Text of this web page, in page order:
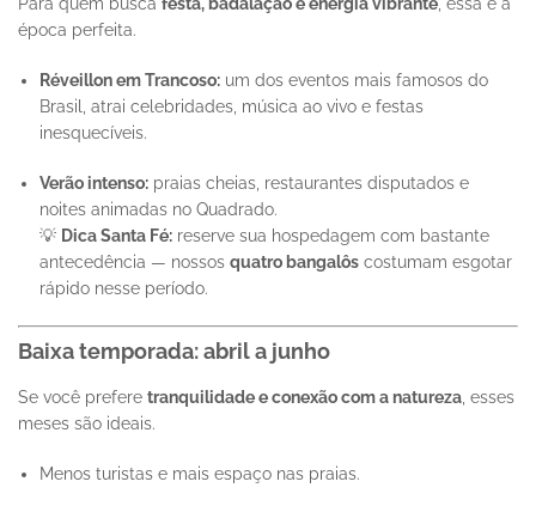
época perfeita.
Réveillon em Trancoso:um dos eventos mais famosos do
Brasil, atrai celebridades, música ao vivo e festas
inesquecíveis.
Verão intenso:praias cheias, restaurantes disputados e
noites animadas no Quadrado.
💡 Dica Santa Fé:reserve sua hospedagem com bastante
antecedência — nossos quatro bangalôscostumam esgotar
rápido nesse período.
Baixa temporada: abril a junho
Se você prefere tranquilidade e conexão com a natureza , esses
meses são ideais.
Menos turistas e mais espaço nas praias.